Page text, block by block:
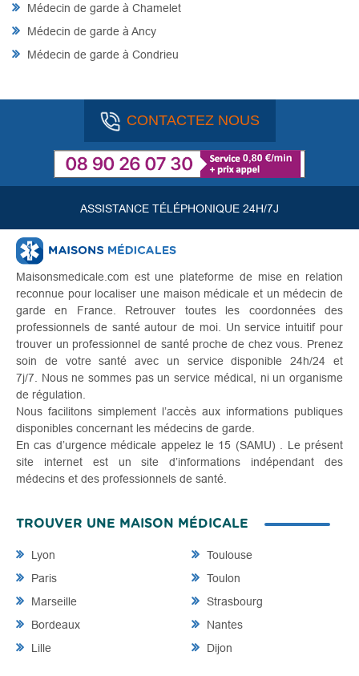
Médecin de garde à Chamelet
Médecin de garde à Ancy
Médecin de garde à Condrieu
CONTACTEZ NOUS
ASSISTANCE TÉLÉPHONIQUE 24H/7J
Maisonsmedicale.com est une plateforme de mise en relation
reconnue pour localiser une maison médicale et un médecin de
garde en France. Retrouver toutes les coordonnées des
professionnels de santé autour de moi. Un service intuitif pour
trouver un professionnel de santé proche de chez vous. Prenez
soin de votre santé avec un service disponible 24h/24 et
7j/7. Nous ne sommes pas un service médical, ni un organisme
de régulation.
Nous facilitons simplement l’accès aux informations publiques
disponibles concernant les médecins de garde.
En cas d’urgence médicale appelez le 15 (SAMU) . Le présent
site internet est un site d’informations indépendant des
médecins et des professionnels de santé.
TROUVER UNE MAISON MÉDICALE
Lyon
Paris
Marseille
Bordeaux
Lille
Toulouse
Toulon
Strasbourg
Nantes
Dijon